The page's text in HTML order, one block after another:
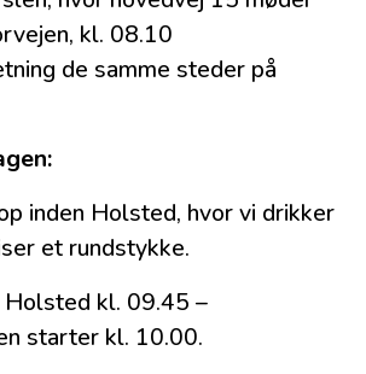
kl. 08.10
de samme steder på
inden Holsted, hvor vi drikker
et rundstykke.
kl. 09.45 –
starter kl. 10.00.